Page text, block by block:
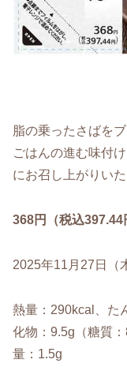
脂の乗ったさばを
ごはんの進む味付
にお召し上がりいた
368円（税込397.44
2025年11月27日（
熱量：290kcal、た
化物：9.5g（糖質
量：1.5g